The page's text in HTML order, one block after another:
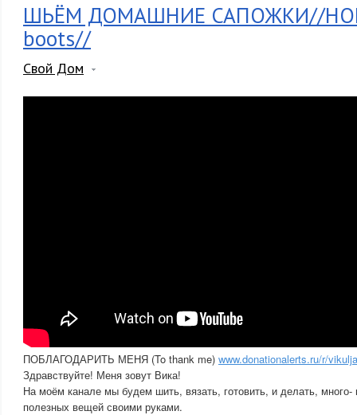
ШЬЁМ ДОМАШНИЕ САПОЖКИ//
boots//
Свой Дом
ПОБЛАГОДАРИТЬ МЕНЯ (To thank me) www.donationalerts.ru/r/
Здравствуйте! Меня зовут Вика!
На моём канале мы будем шить, вязать, готовить, и делать, много-
полезных вещей своими руками.